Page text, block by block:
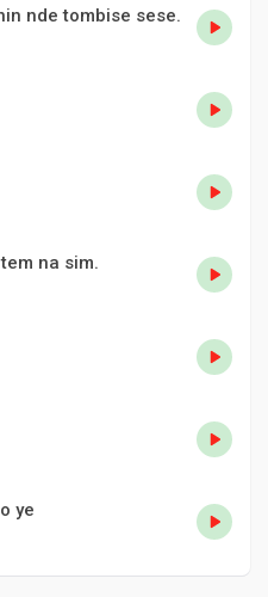
nde tombise sese.
na sim.
ye